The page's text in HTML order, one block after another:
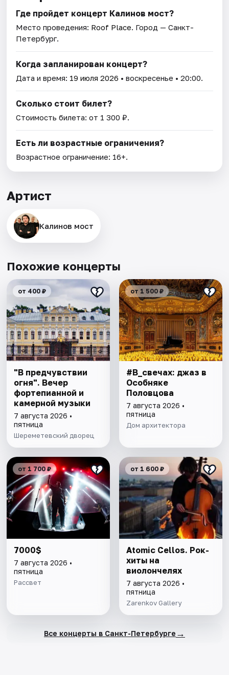
Где пройдет концерт Калинов мост?
Место проведения: Roof Place. Город — Санкт-
Петербург.
Когда запланирован концерт?
Дата и время: 19 июля 2026 • воскресенье • 20:00.
Сколько стоит билет?
Стоимость билета: от 1 300 ₽.
Есть ли возрастные ограничения?
Возрастное ограничение: 16+.
Артист
Калинов мост
Похожие концерты
от 400 ₽
"В предчувствии
огня". Вечер
фортепианной и
камерной музыки
7 августа 2026 •
пятница
Шереметевский дворец
от 1 500 ₽
#В_свечах: джаз в
Особняке
Половцова
7 августа 2026 •
пятница
Дом архитектора
от 1 700 ₽
7000$
7 августа 2026 •
пятница
Рассвет
от 1 600 ₽
Atomic Cellos. Рок-
хиты на
виолончелях
7 августа 2026 •
пятница
Zarenkov Gallery
Все концерты в Санкт-Петербурге →